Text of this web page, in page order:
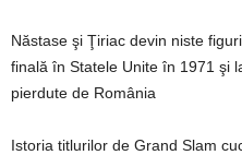
Năstase şi Ţiriac devin niste
finală în Statele Unite în 1971 şi
pierdute de România
Istoria titlurilor de Grand Slam